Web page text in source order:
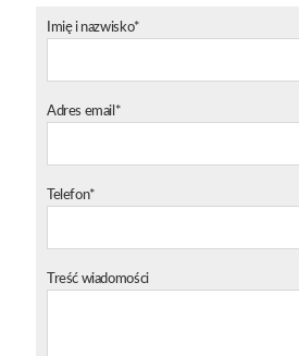
Imię i nazwisko*
Adres email*
Telefon*
Treść wiadomości